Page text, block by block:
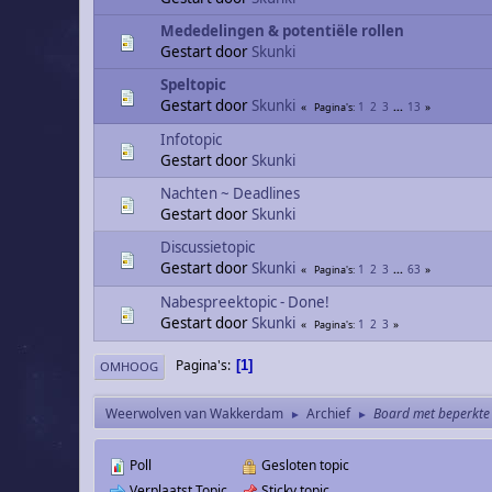
Mededelingen & potentiële rollen
Gestart door Skunki
Speltopic
Gestart door Skunki Pagina's 1 2 3 ... 13
Infotopic
Gestart door Skunki
Nachten ~ Deadlines
Gestart doorSkunki
Discussietopic
Gestart door Skunki Pagina's 1 2 3 ... 63
Nabespreektopic - Done!
Gestart doorSkunki Pagina's 1 2 3
OMHOOG Pagina's 1
Weerwolven van Wakkerdam ► Archief ► Board met
Poll
Gesloten topic